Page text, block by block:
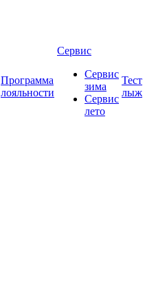
Программа
лояльности
Сервис
Сервис
зима
Сервис
лето
Тест
лыж